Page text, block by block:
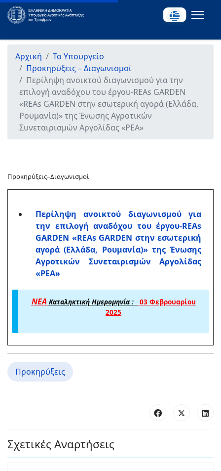
Αρχική
Το Υπουργείο
Προκηρύξεις – Διαγωνισμοί
Περίληψη ανοικτού διαγωνισμού για την
επιλογή αναδόχου του έργου-REAs GARDEN
«REAs GARDEN στην εσωτερική αγορά (Ελλάδα,
Ρουμανία)» της Ένωσης Αγροτικών
Συνεταιρισμών Αργολίδας «ΡΕΑ»
Προκηρύξεις–Διαγωνισμοί
Περίληψη ανοικτού διαγωνισμού για
την επιλογή αναδόχου του έργου-REAs
GARDEN «REAs GARDEN στην εσωτερική
αγορά (Ελλάδα, Ρουμανία)» της Ένωσης
Αγροτικών Συνεταιρισμών Αργολίδας
«ΡΕΑ»
ΝΕΑ Καταληκτική Ημερομηνία :
03 Φεβρουαρίου
2025
Προκηρύξεις
Σχετικές Αναρτήσεις